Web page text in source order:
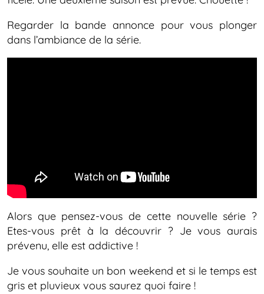
Regarder la bande annonce pour vous plonger
dans l’ambiance de la série.
Alors que pensez-vous de cette nouvelle série ?
Etes-vous prêt à la découvrir ? Je vous aurais
prévenu, elle est addictive !
Je vous souhaite un bon weekend et si le temps est
gris et pluvieux vous saurez quoi faire !